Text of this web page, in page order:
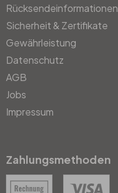
Rücksendeinformationen
Sicherheit & Zertifikate
Gewährleistung
Datenschutz
AGB
Jobs
Impressum
Zahlungsmethoden